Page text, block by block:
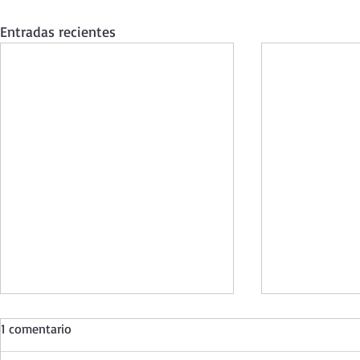
Entradas recientes
1 comentario